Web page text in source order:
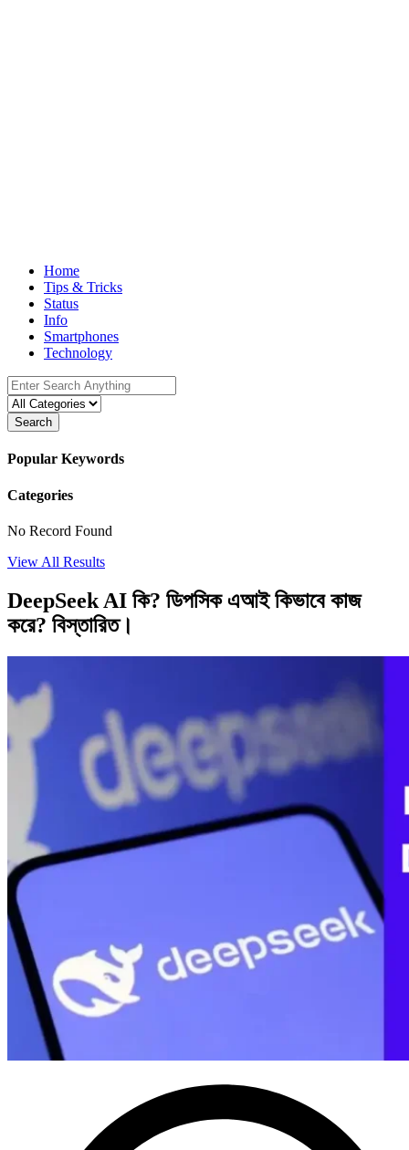
Home
Tips & Tricks
Status
Info
Smartphones
Technology
Search
Popular Keywords
Categories
No Record Found
View All Results
DeepSeek AI কি? ডিপসিক এআই কিভাবে কাজ
করে? বিস্তারিত।